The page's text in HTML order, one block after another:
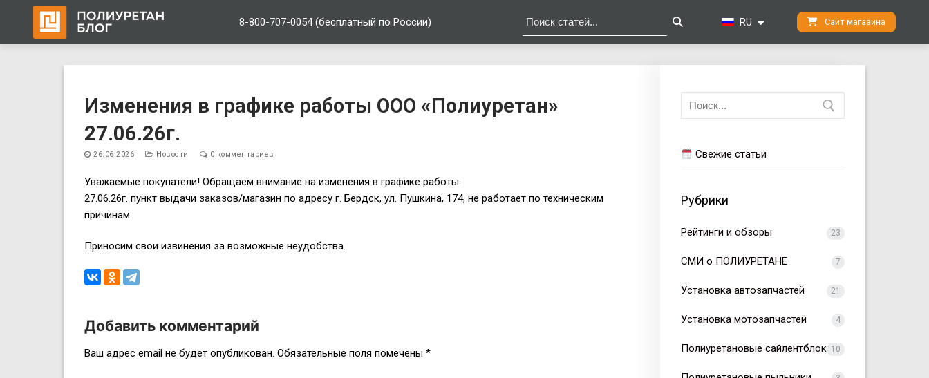
8-800-707-0054 (бесплатный по России) RU Сайт магазина
содержимому
Изменения в графике работы ООО «Полиуретан»
27.06.26г.
26.06.2026 Новости 0 комментариев
Уважаемые покупатели! Обращаем внимание на изменения в графике работы:
27.06.26г. пункт выдачи заказов/магазин по адресу г. Бердск, ул. Пушкина, 174, не работает по техническим
причинам.
Приносим свои извинения за возможные неудобства.
Навигация
Добавить комментарий
Ваш адрес email не будет опубликован. Обязательные поля помечены *
Искать:
Свежие статьи
Рубрики
Рейтинги и обзоры 23
СМИ о ПОЛИУРЕТАНЕ 7
Установка автозапчастей 21
Установка мотозапчастей 4
Полиуретановые сайлентблоки10